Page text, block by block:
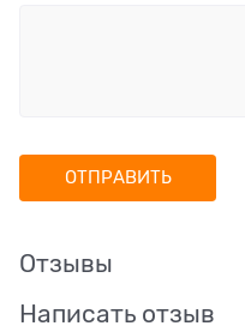
Отзывы
Написать отзыв